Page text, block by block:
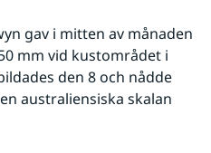
gav i mitten av månaden
mm vid kustområdet i
den 8 och nådde
australiensiska skalan